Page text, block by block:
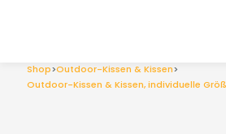
Shop>Outdoor-Kissen & Kissen>
Outdoor-Kissen & Kissen, individuelle